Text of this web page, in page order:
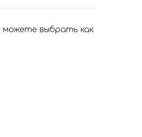
можете выбрать как